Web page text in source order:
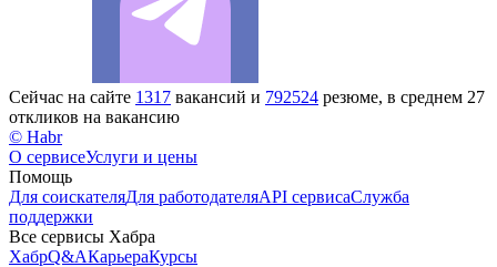
Сейчас на сайте 1317 вакансий и 792524 резюме, в среднем 27
откликов на вакансию
© Habr
О сервисеУслуги и цены
Помощь
Для соискателяДля работодателяAPI сервисаСлужба
поддержки
Все сервисы Хабра
ХабрQ&AКарьераКурсы